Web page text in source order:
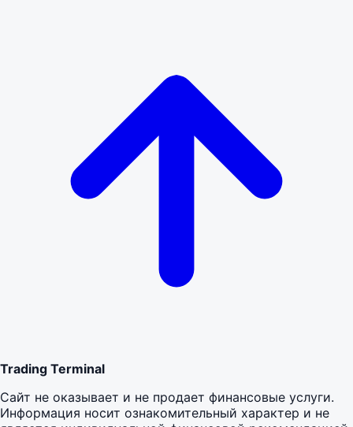
Trading Terminal
Сайт не оказывает и не продает финансовые услуги.
Информация носит ознакомительный характер и не